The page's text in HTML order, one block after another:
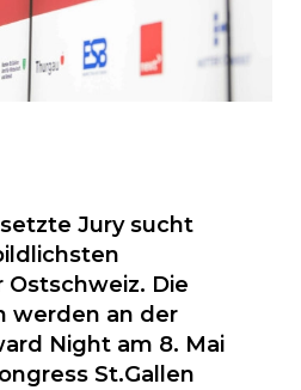
Jury sucht
Die
werden an der
Night am 8. Mai
St.Gallen